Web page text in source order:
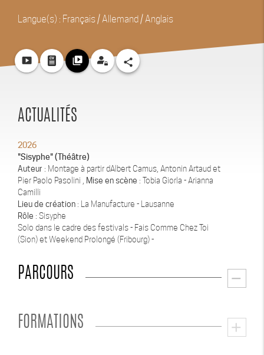
Langue(s) : Français / Allemand / Anglais
smart_display video_library share
ACTUALITÉS
2026
"Sisyphe" (Théâtre)
Auteur : Montage à partir dAlbert Camus, Antonin Artaud et
Pier Paolo Pasolini ,
Mise en scène : Tobia Giorla - Arianna
Camilli
Lieu de création : La Manufacture - Lausanne
Rôle : Sisyphe
Solo dans le cadre des festivals - Fais Comme Chez Toi
(Sion) et Weekend Prolongé (Fribourg) -
PARCOURS remove
FORMATIONS add